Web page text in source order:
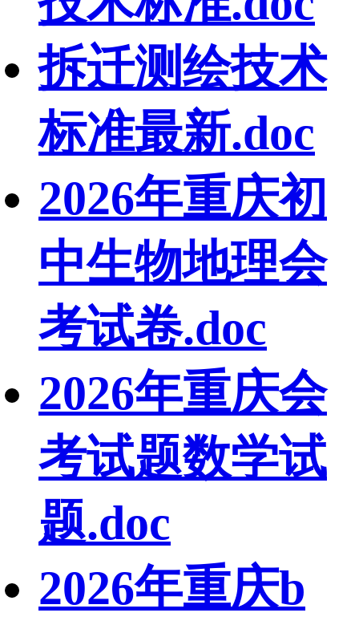
拆迁测绘技术
标准最新.doc
2026年重庆初
中生物地理会
考试卷.doc
2026年重庆会
考试题数学试
题.doc
2026年重庆b